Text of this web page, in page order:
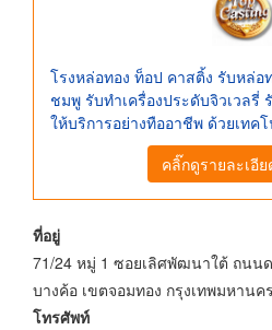
โรงหล่อทอง ท็อป คาสติ้ง รับหล่อ
ชมพู รับทำเครื่องประดับจิวเวลรี่
ให้บริการอย่างทืออาชีพ ด้วยเทค
คลิ๊กดูรายละเอีย
ที่อยู่
71/24 หมู่ 1 ซอยเลิศพัฒนาใต้ ถนน
บางค้อ เขตจอมทอง กรุงเทพมหานค
โทรศัพท์